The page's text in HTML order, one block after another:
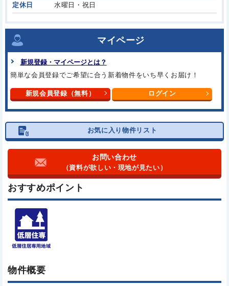
定休日 水曜日・祝日
マイページ
新規登録・マイページとは？
簡単な会員登録でご希望に合う 新着物件をいち早くお届け！
新規会員登録（無料） ログイン
お気に入り物件リスト
お問い合わせ
（資料が欲しい・現地が見たい）
おすすめポイント
物件概要